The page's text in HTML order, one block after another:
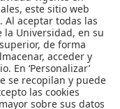
03 Julio 2019 08:07